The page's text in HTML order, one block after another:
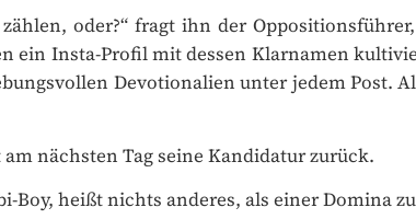
oder?“ fragt ihn der
ein Insta-Profil mit dessen Klarnamen
Devotionalien unter jedem Post.
nächsten Tag seine Kandidatur zurück.
Boy, heißt nichts anderes, als einer Domina
✓4 Ausgaben jährlich, frei Haus
✓ Buchgeschenke & Zugaben
✓Bis 25 % unter Einzelkaufpreis
70€PRO JAHR